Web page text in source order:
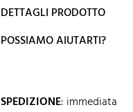
DETTAGLI PRODOTTO
POSSIAMO AIUTARTI?
SPEDIZIONE: immediata